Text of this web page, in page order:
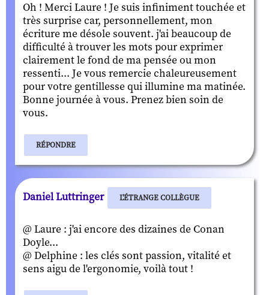
Oh ! Merci Laure ! Je suis infiniment touchée et
très surprise car, personnellement, mon
écriture me désole souvent. j'ai beaucoup de
difficulté à trouver les mots pour exprimer
clairement le fond de ma pensée ou mon
ressenti... Je vous remercie chaleureusement
pour votre gentillesse qui illumine ma matinée.
Bonne journée à vous. Prenez bien soin de
vous.
RÉPONDRE
Daniel Luttringer L'ÉTRANGE COLLÈGUE
@ Laure : j'ai encore des dizaines de Conan
Doyle...
@ Delphine : les clés sont passion, vitalité et
sens aigu de l'ergonomie, voilà tout !